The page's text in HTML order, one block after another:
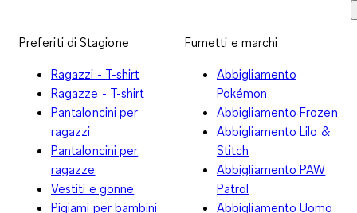
Preferiti di Stagione
Ragazzi - T-shirt
Ragazze - T-shirt
Pantaloncini per
ragazzi
Pantaloncini per
ragazze
Vestiti e gonne
Pigiami per bambini
Fumetti e marchi
Abbigliamento
Pokémon
Abbigliamento Frozen
Abbigliamento Lilo &
Stitch
Abbigliamento PAW
Patrol
Abbigliamento Uomo